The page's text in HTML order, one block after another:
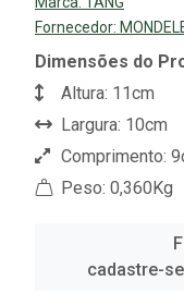
Fornecedor:
Dimensões do
Altura: 11cm
Largura: 10cm
Comprimento:
Peso: 0,360Kg
cadastre-